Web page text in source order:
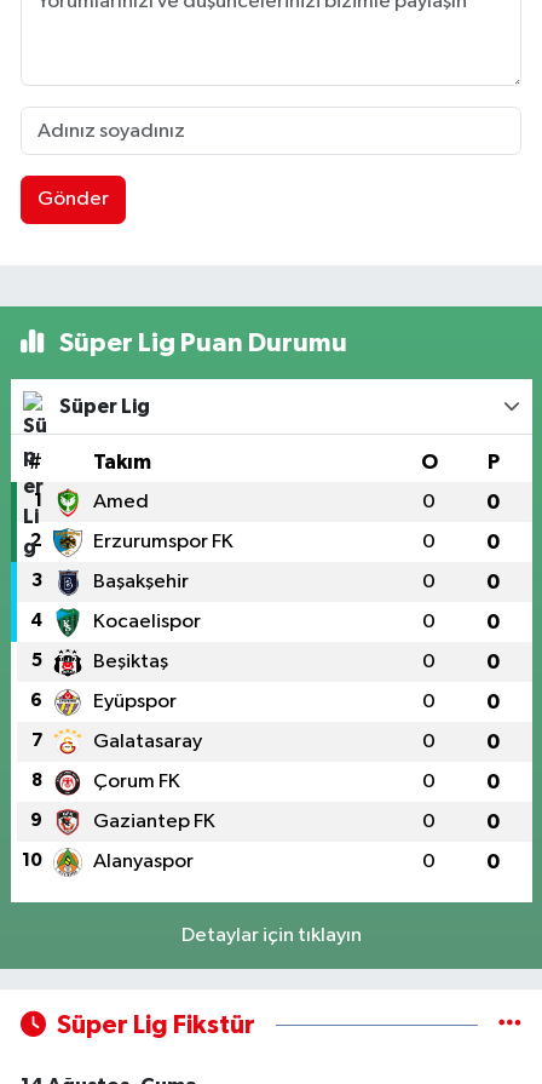
Gönder
Süper Lig Puan Durumu
Süper Lig
# Takım O P
1 Amed 0 0
2 Erzurumspor FK 0 0
3 Başakşehir 0 0
4 Kocaelispor 0 0
5 Beşiktaş 0 0
6 Eyüpspor 0 0
7 Galatasaray 0 0
8 Çorum FK 0 0
9 Gaziantep FK 0 0
10 Alanyaspor 0 0
Detaylar için tıklayın
Süper Lig Fikstür